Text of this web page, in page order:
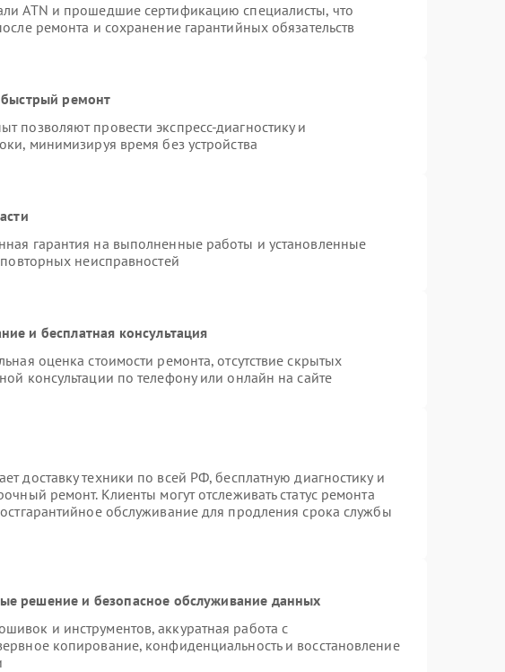
ATN и прошедшие сертификацию специалисты, что
ремонта и сохранение гарантийных обязательств
быстрый ремонт
позволяют провести экспресс-диагностику и
минимизируя время без устройства
гарантия на выполненные работы и установленные
неисправностей
и бесплатная консультация
оценка стоимости ремонта, отсутствие скрытых
консультации по телефону или онлайн на сайте
доставку техники по всей РФ, бесплатную диагностику и
ремонт. Клиенты могут отслеживать статус ремонта
обслуживание для продления срока службы
решение и безопасное обслуживание данных
и инструментов, аккуратная работа с
копирование, конфиденциальность и восстановление